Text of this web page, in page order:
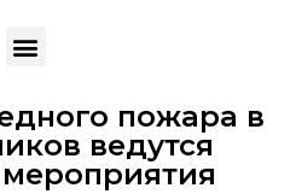
пожара в
ведутся